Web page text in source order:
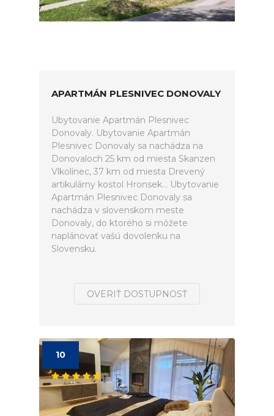
APARTMÁN PLESNIVEC DONOVALY
Ubytovanie Apartmán Plesnivec
Donovaly. Ubytovanie Apartmán
Plesnivec Donovaly sa nachádza na
Donovaloch 25 km od miesta Skanzen
Vlkolínec, 37 km od miesta Drevený
artikulárny kostol Hronsek... Ubytovanie
Apartmán Plesnivec Donovaly sa
nachádza v slovenskom meste
Donovaly, do ktorého si môžete
naplánovať vašú dovolenku na
Slovensku.
OVERIŤ DOSTUPNOSŤ
10